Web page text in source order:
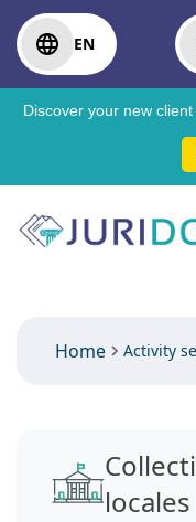
EN
Discover your new
Home Activity
locales